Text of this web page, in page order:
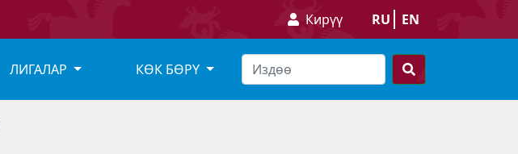
Кирүү RU EN
ЛИГАЛАР КӨК БӨРҮ